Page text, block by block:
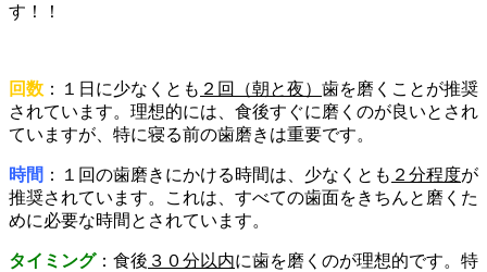
す！！
回数 ：１日に少なくとも ２回（朝と夜） 歯を磨くことが推奨
されています。理想的には、食後すぐに磨くのが良いとされ
ていますが、特に寝る前の歯磨きは重要です。
時間 ：１回の歯磨きにかける時間は、少なくとも ２分程度が
推奨されています。これは、すべての歯面をきちんと磨くた
めに必要な時間とされています。
タイミング：食後 ３０分以内に歯を磨くのが理想的です。特